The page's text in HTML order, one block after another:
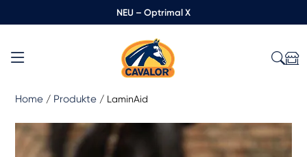
NEU – Optrimal X
Home / Produkte / LaminAid